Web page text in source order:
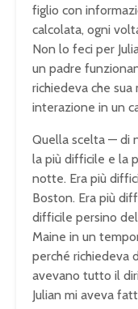
figlio con
calcolata, ogni
Non lo feci per
un padre
richiedeva che
interazione in un
Quella scelta — di
la più difficile e la
notte. Era più
Boston. Era più
difficile persino
Maine in un
perché richiedeva
avevano tutto il
Julian mi aveva